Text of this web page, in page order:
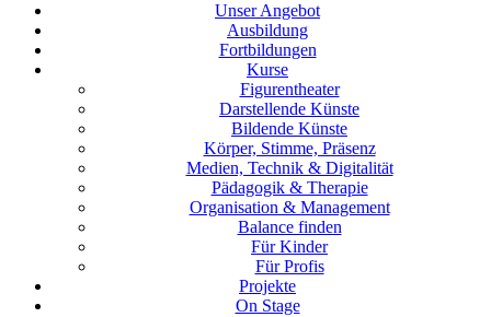
Unser Angebot
Ausbildung
Fortbildungen
Kurse
Figurentheater
Darstellende Künste
Bildende Künste
Körper, Stimme, Präsenz
Medien, Technik & Digitalität
Pädagogik & Therapie
Organisation & Management
Balance finden
Für Kinder
Für Profis
Projekte
On Stage